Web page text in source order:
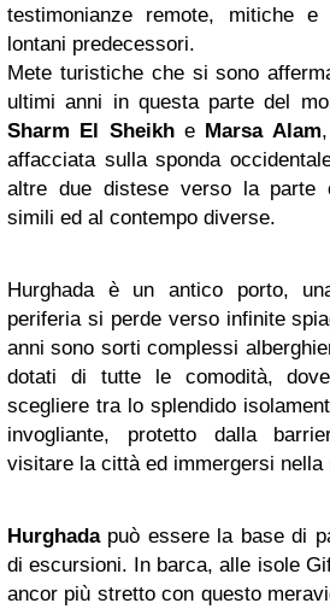
testimonianze remote, mitiche
lontani predecessori.
Mete turistiche che si sono
ultimi anni in questa parte del
Sharm El Sheikhe Marsa Alam
affacciata sulla sponda
altre due distese verso la parte
simili ed al contempo diverse.
Hurghada è un antico porto,
periferia si perde verso infinite
anni sono sorti complessi
dotati di tutte le comodità,
scegliere tra lo splendido
invogliante, protetto dalla
visitare la città ed immergersi nella
Hurghadapuò essere la base di
di escursioni. In barca, alle isole
ancor più stretto con questo